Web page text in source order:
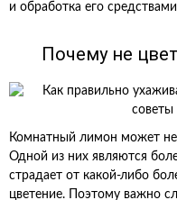
и обработка его
Почему не
Комнатный лимон может
Одной из них являются
страдает от какой-либо
цветение. Поэтому важно